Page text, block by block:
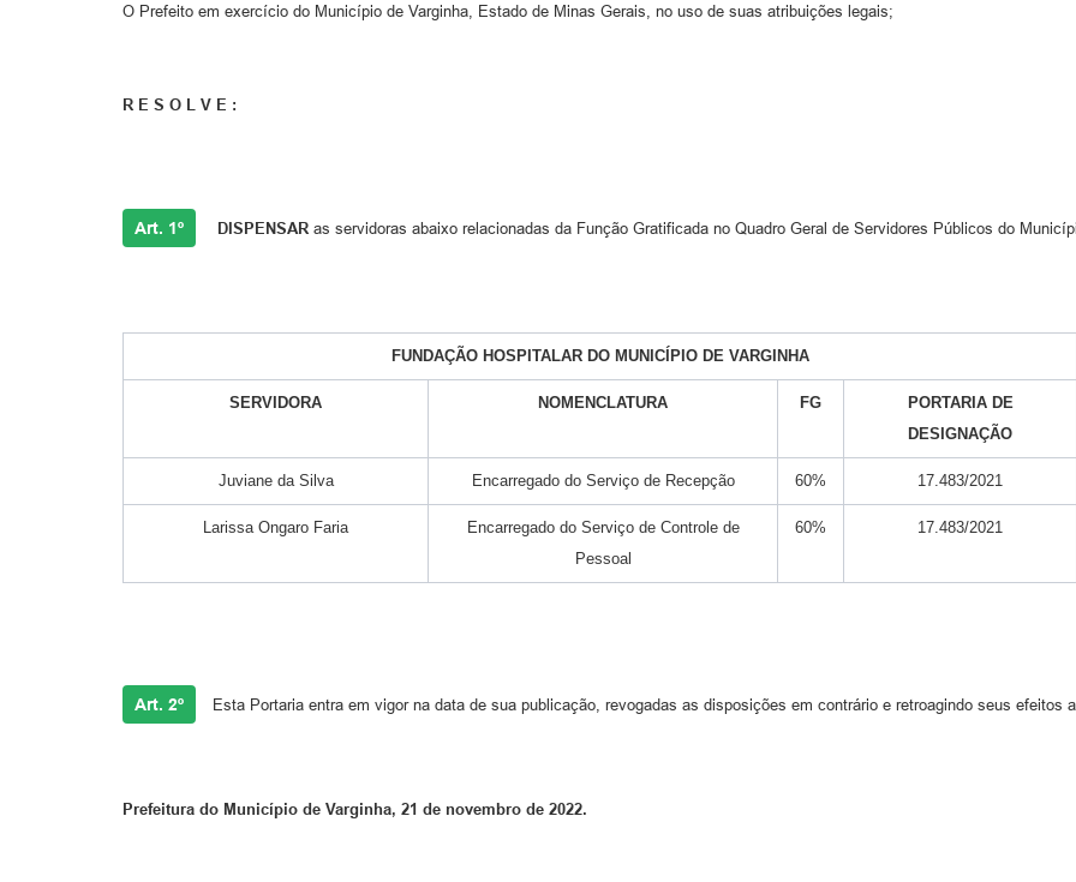
O Prefeito em exercício do Município de Varginha, Estado de Minas Gerais, no uso de suas atribuições legais;
R E S O L V E :
Art. 1º DISPENSAR as servidoras abaixo relacionadas da Função Gratificada no Quadro Geral de Servidores Públicos do
FUNDAÇÃO HOSPITALAR DO MUNICÍPIO DE VARGINHA
SERVIDORA NOMENCLATURA FG
PORTARIA DE
DESIGNAÇÃO
Juviane da Silva Encarregado do Serviço de Recepção 60% 17.483/2021
Larissa Ongaro Faria
Encarregado do Serviço de Controle de
Pessoal
60% 17.483/2021
Art. 2º Esta Portaria entra em vigor na data de sua publicação, revogadas as disposições em contrário e retroagindo seus efeitos
Prefeitura do Município de Varginha, 21 de novembro de 2022.